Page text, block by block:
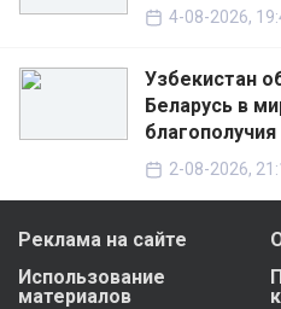
4-08-2026,
Узбекистан
Беларусь в
благополучия
2-08-2026,
Реклама на сайте
Использование
материалов